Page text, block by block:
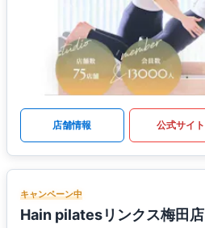
店舗情報 公式サイト
キャンペーン中
Hain pilatesリンクス梅田店